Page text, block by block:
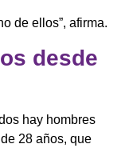
de ellos”, afirma.
desde
hay hombres
28 años, que